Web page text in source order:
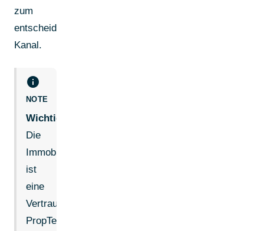
zum
entscheidenden
Kanal.
info
NOTE
Wichtig:
Die
Immobilienbranche
ist
eine
Vertrauensbranche.
PropTech-